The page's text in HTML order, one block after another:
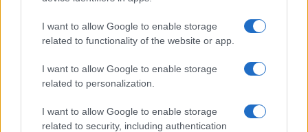
I want to allow Google to enable storage
related to functionality of the website or app.
I want to allow Google to enable storage
related to personalization.
I want to allow Google to enable storage
related to security, including authentication